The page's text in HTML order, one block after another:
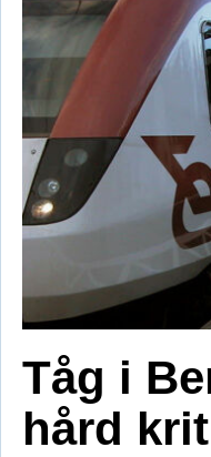
Tåg i
hård